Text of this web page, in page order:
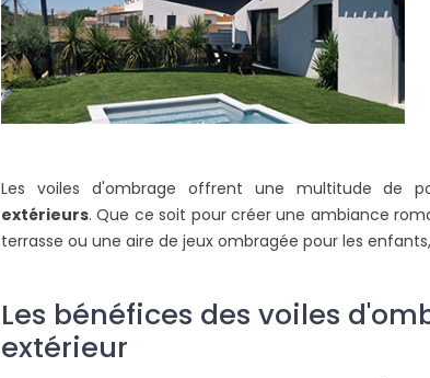
Les voiles d'ombrage offrent une multitude de
extérieurs. Que ce soit pour créer une ambiance
terrasse ou une aire de jeux ombragée pour les
Les bénéfices des voiles
extérieur